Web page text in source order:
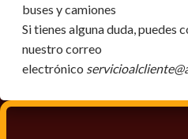
buses y camiones
Si tienes alguna duda, puedes
nuestro correo
electrónico